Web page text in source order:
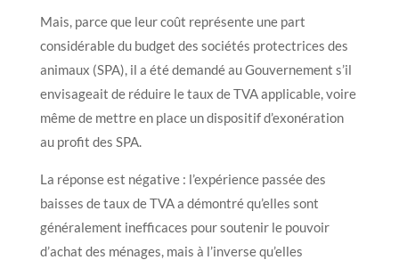
Mais, parce que leur coût représente une part
considérable du budget des sociétés protectrices des
animaux (SPA), il a été demandé au Gouvernement s’il
envisageait de réduire le taux de TVA applicable, voire
même de mettre en place un dispositif d’exonération
au profit des SPA.
La réponse est négative : l’expérience passée des
baisses de taux de TVA a démontré qu’elles sont
généralement inefficaces pour soutenir le pouvoir
d’achat des ménages, mais à l’inverse qu’elles